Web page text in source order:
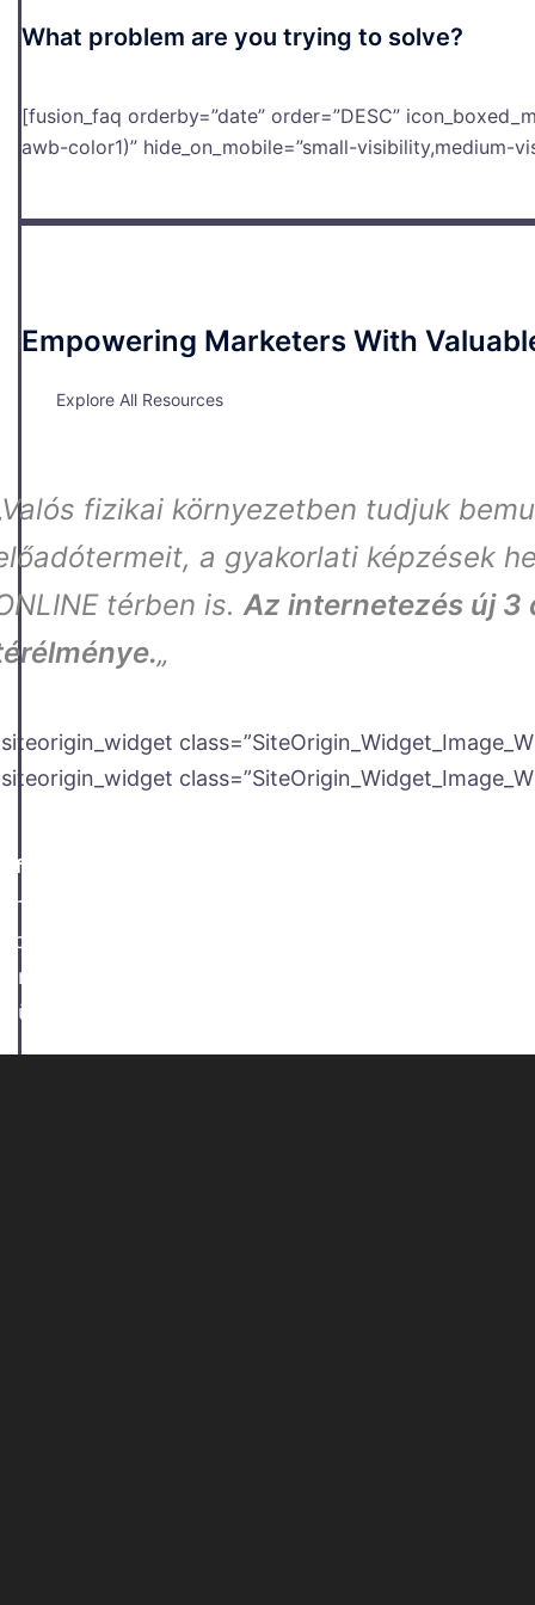
What problem are you trying to solve?
[fusion_faq orderby=”date” order=”DESC”
awb-color1)” hide_on_mobile=”small-visibility,medium-
Empowering Marketers With
Explore All Resources
fizikai környezetben tudjuk
a gyakorlati képzések
térben is.Az internetezés új 3
„
Partnerünk az oktatási intézmények területén a
nagy múlttal rendelkező gimnázium Pécs
épületegyüttes, melyet Feigler építész
fokozatosan bővült. Az iskola központi blokkját
legatraktívabb tereiet és látnivalóit.